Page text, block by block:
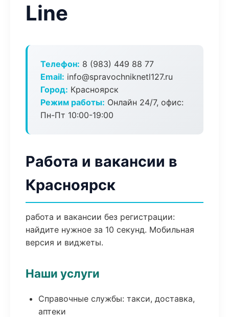
Line
Телефон: 8 (983) 449 88 77
Email: info@spravochniknetl127.ru
Город: Красноярск
Режим работы: Онлайн 24/7, офис:
Пн-Пт 10:00-19:00
Работа и вакансии в
Красноярск
работа и вакансии без регистрации:
найдите нужное за 10 секунд. Мобильная
версия и виджеты.
Наши услуги
Справочные службы: такси, доставка,
аптеки